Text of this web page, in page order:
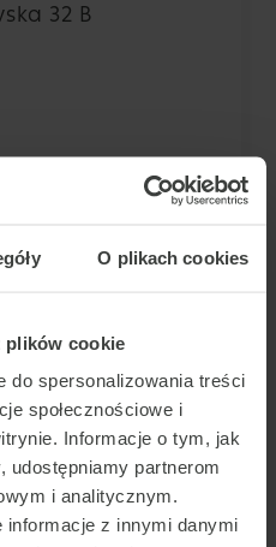
O plikach cookies
plików cookie
do spersonalizowania treści
społecznościowe i
Informacje o tym, jak
partnerom
i analitycznym.
informacje z innymi danymi
32 B
-
-
-
9 sierpnia
-
-
10 sierpnia
-
-
-